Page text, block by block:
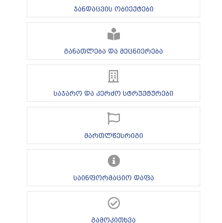
ჯანდაცვის ობიექტები
განათლება და მეცნიერება
საჯარო და კერძო სტრუქტურები
მართლწესრიგი
საინფორმაციო დაფა
გამოკითხვა